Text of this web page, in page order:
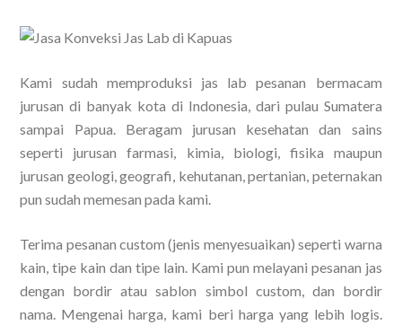
Kami sudah memproduksi jas lab pesanan bermacam
jurusan di banyak kota di Indonesia, dari pulau Sumatera
sampai Papua. Beragam jurusan kesehatan dan sains
seperti jurusan farmasi, kimia, biologi, fisika maupun
jurusan geologi, geografi, kehutanan, pertanian, peternakan
pun sudah memesan pada kami.
Terima pesanan custom (jenis menyesuaikan) seperti warna
kain, tipe kain dan tipe lain. Kami pun melayani pesanan jas
dengan bordir atau sablon simbol custom, dan bordir
nama. Mengenai harga, kami beri harga yang lebih logis.